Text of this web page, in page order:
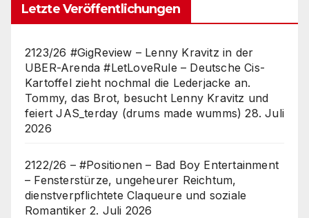
Letzte Veröffentlichungen
2123/26 #GigReview – Lenny Kravitz in der
UBER-Arenda #LetLoveRule – Deutsche Cis-
Kartoffel zieht nochmal die Lederjacke an.
Tommy, das Brot, besucht Lenny Kravitz und
feiert JAS_terday (drums made wumms) 28. Juli
2026
2122/26 – #Positionen – Bad Boy Entertainment
– Fensterstürze, ungeheurer Reichtum,
dienstverpflichtete Claqueure und soziale
Romantiker 2. Juli 2026